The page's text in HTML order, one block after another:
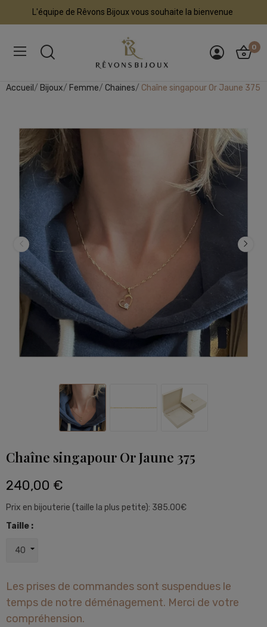
L'équipe de Rêvons Bijoux vous souhaite la bienvenue
0
Accueil Bijoux Femme Chaines Chaîne singapour Or Jaune 375
Chaîne singapour Or Jaune 375
240,00 €
Prix en bijouterie (taille la plus petite): 385.00€
Taille :
Les prises de commandes sont suspendues le
temps de notre déménagement. Merci de votre
compréhension.